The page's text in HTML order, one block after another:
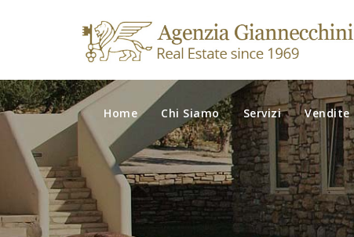
Home Chi Siamo Servizi Vendite